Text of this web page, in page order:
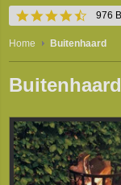
4.5
star
rating
976
Home Buitenhaard
Buitenhaard